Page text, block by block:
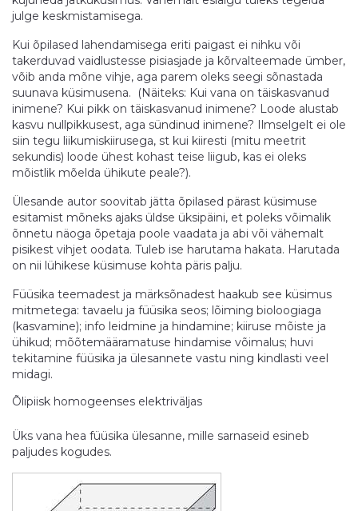
julge keskmistamisega.
Kui õpilased lahendamisega eriti paigast ei nihku või
takerduvad vaidlustesse pisiasjade ja kõrvalteemade ümber,
võib anda mõne vihje, aga parem oleks seegi sõnastada
suunava küsimusena. (Näiteks: Kui vana on täiskasvanud
inimene? Kui pikk on täiskasvanud inimene? Loode alustab
kasvu nullpikkusest, aga sündinud inimene? Ilmselgelt ei ole
siin tegu liikumiskiirusega, st kui kiiresti (mitu meetrit
sekundis) loode ühest kohast teise liigub, kas ei oleks
mõistlik mõelda ühikute peale?).
Ülesande autor soovitab jätta õpilased pärast küsimuse
esitamist mõneks ajaks üldse üksipäini, et poleks võimalik
õnnetu näoga õpetaja poole vaadata ja abi või vähemalt
pisikest vihjet oodata. Tuleb ise harutama hakata. Harutada
on nii lühikese küsimuse kohta päris palju.
Füüsika teemadest ja märksõnadest haakub see küsimus
mitmetega: tavaelu ja füüsika seos; lõiming bioloogiaga
(kasvamine); info leidmine ja hindamine; kiiruse mõiste ja
ühikud; mõõtemääramatuse hindamise võimalus; huvi
tekitamine füüsika ja ülesannete vastu ning kindlasti veel
midagi.
Õlipiisk homogeenses elektriväljas
Üks vana hea füüsika ülesanne, mille sarnaseid esineb
paljudes kogudes.